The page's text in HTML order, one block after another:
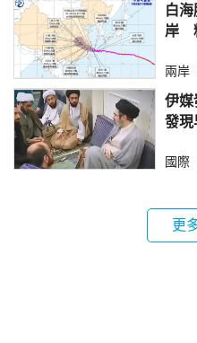
白
岸
兩岸
伊媒
發現
國際
更